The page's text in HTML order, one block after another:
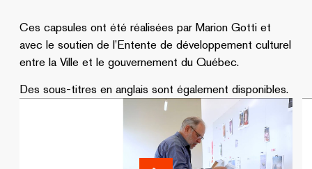
Ces capsules ont été réalisées par Marion Gotti et
avec le soutien de l’Entente de développement culturel
entre la Ville et le gouvernement du Québec.
Des sous-titres en anglais sont également disponibles.